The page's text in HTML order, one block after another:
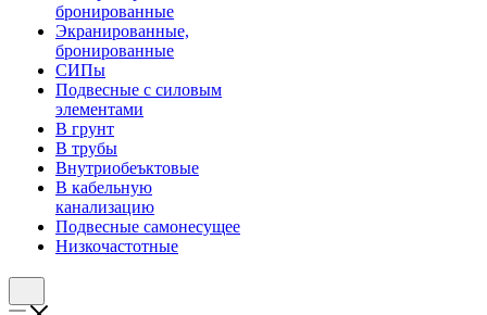
бронированные
Экранированные,
бронированные
СИПы
Подвесные с силовым
элементами
В грунт
В трубы
Внутриобеъктовые
В кабельную
канализацию
Подвесные самонесущее
Низкочастотные